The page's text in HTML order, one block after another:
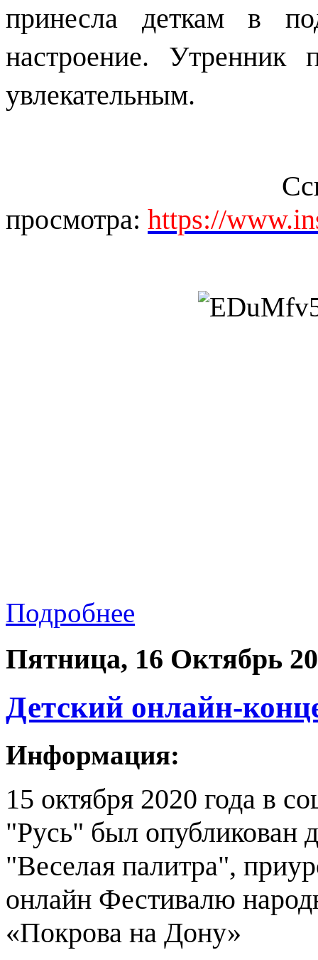
принесла деткам в
настроение. Утренник
увлекательным.
просмотра: https://
Подробнее
Пятница, 16 Октябрь
Детский онлайн-
Информация:
15 октября 2020 года в
"Русь" был опубликован
"Веселая палитра",
онлайн Фестивалю
«Покрова на Дону»